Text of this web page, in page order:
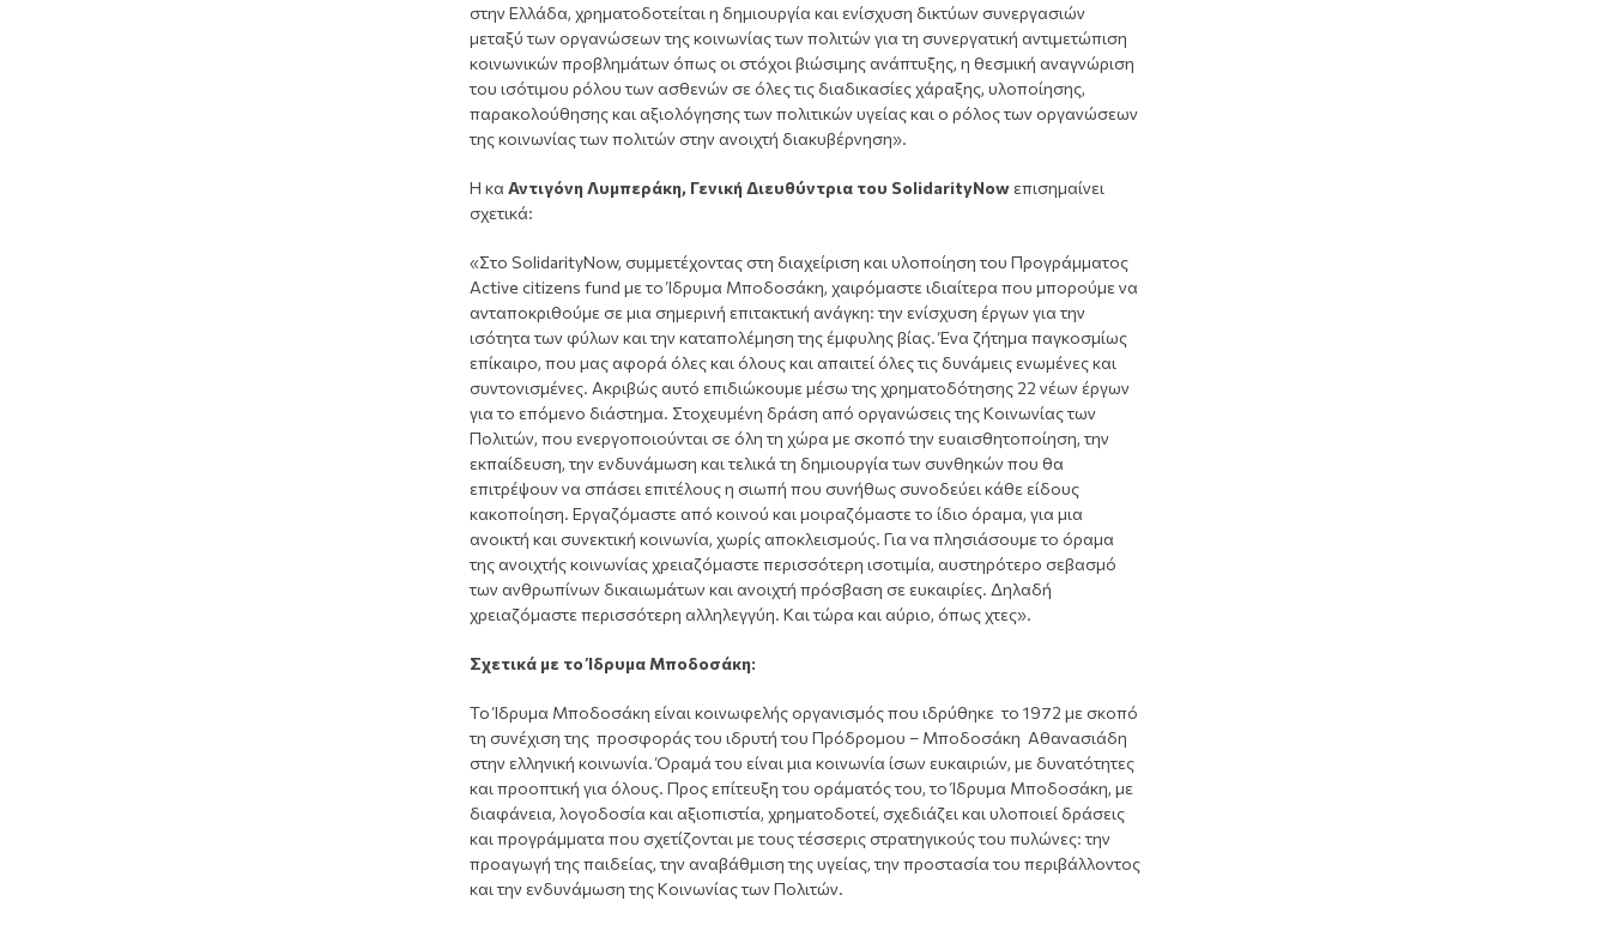
στην Ελλάδα, χρηματοδοτείται η δημιουργία και ενίσχυση δικτύων συνεργασιών
μεταξύ των οργανώσεων της κοινωνίας των πολιτών για τη συνεργατική αντιμετώπιση
κοινωνικών προβλημάτων όπως οι στόχοι βιώσιμης ανάπτυξης, η θεσμική αναγνώριση
του ισότιμου ρόλου των ασθενών σε όλες τις διαδικασίες χάραξης, υλοποίησης,
παρακολούθησης και αξιολόγησης των πολιτικών υγείας και ο ρόλος των οργανώσεων
της κοινωνίας των πολιτών στην ανοιχτή διακυβέρνηση».
Η κα Αντιγόνη Λυμπεράκη, Γενική Διευθύντρια του SolidarityNow επισημαίνει
σχετικά:
«Στο SolidarityNow, συμμετέχοντας στη διαχείριση και υλοποίηση του Προγράμματος
Active citizens fund με το Ίδρυμα Μποδοσάκη, χαιρόμαστε ιδιαίτερα που μπορούμε να
ανταποκριθούμε σε μια σημερινή επιτακτική ανάγκη: την ενίσχυση έργων για την
ισότητα των φύλων και την καταπολέμηση της έμφυλης βίας. Ένα ζήτημα παγκοσμίως
επίκαιρο, που μας αφορά όλες και όλους και απαιτεί όλες τις δυνάμεις ενωμένες και
συντονισμένες. Ακριβώς αυτό επιδιώκουμε μέσω της χρηματοδότησης 22 νέων έργων
για το επόμενο διάστημα. Στοχευμένη δράση από οργανώσεις της Κοινωνίας των
Πολιτών, που ενεργοποιούνται σε όλη τη χώρα με σκοπό την ευαισθητοποίηση, την
εκπαίδευση, την ενδυνάμωση και τελικά τη δημιουργία των συνθηκών που θα
επιτρέψουν να σπάσει επιτέλους η σιωπή που συνήθως συνοδεύει κάθε είδους
κακοποίηση. Εργαζόμαστε από κοινού και μοιραζόμαστε το ίδιο όραμα, για μια
ανοικτή και συνεκτική κοινωνία, χωρίς αποκλεισμούς. Για να πλησιάσουμε το όραμα
της ανοιχτής κοινωνίας χρειαζόμαστε περισσότερη ισοτιμία, αυστηρότερο σεβασμό
των ανθρωπίνων δικαιωμάτων και ανοιχτή πρόσβαση σε ευκαιρίες. Δηλαδή
χρειαζόμαστε περισσότερη αλληλεγγύη. Και τώρα και αύριο, όπως χτες».
Σχετικά με το Ίδρυμα Μποδοσάκη:
Το Ίδρυμα Μποδοσάκη είναι κοινωφελής οργανισμός που ιδρύθηκε το 1972 με σκοπό
τη συνέχιση της προσφοράς του ιδρυτή του Πρόδρομου – Μποδοσάκη Αθανασιάδη
στην ελληνική κοινωνία. Όραμά του είναι μια κοινωνία ίσων ευκαιριών, με δυνατότητες
και προοπτική για όλους. Προς επίτευξη του οράματός του, το Ίδρυμα Μποδοσάκη, με
διαφάνεια, λογοδοσία και αξιοπιστία, χρηματοδοτεί, σχεδιάζει και υλοποιεί δράσεις
και προγράμματα που σχετίζονται με τους τέσσερις στρατηγικούς του πυλώνες: την
προαγωγή της παιδείας, την αναβάθμιση της υγείας, την προστασία του περιβάλλοντος
και την ενδυνάμωση της Κοινωνίας των Πολιτών.